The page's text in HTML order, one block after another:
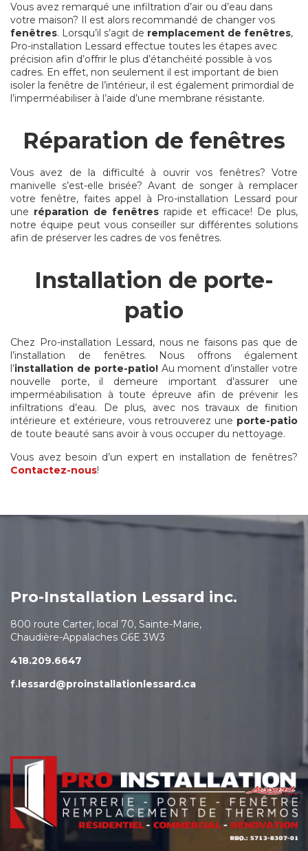
Vous avez remarqué une infiltration d’air ou d’eau dans
votre maison? Il est alors recommandé de changer vos
fenêtres. Lorsqu’il s’agit de remplacement de fenêtres,
Pro-installation Lessard effectue toutes les étapes avec
précision afin d’offrir le plus d’étanchéité possible à vos
cadres. En effet, non seulement il est important de bien
isoler la fenêtre de l’intérieur, il est également primordial de
l’imperméabiliser à l’aide d’une membrane résistante.
Réparation de fenêtres
Vous avez de la difficulté à ouvrir vos fenêtres? Votre
manivelle s’est-elle brisée? Avant de songer à remplacer
votre fenêtre, faites appel à Pro-installation Lessard pour
une réparation de fenêtresrapide et efficace! De plus,
notre équipe peut vous conseiller sur différentes solutions
afin de préserver les cadres de vos fenêtres.
Installation de porte-
patio
Chez Pro-installation Lessard, nous ne faisons pas que de
l’installation de fenêtres. Nous offrons également
l’installation de porte-patio! Au moment d’installer votre
nouvelle porte, il demeure important d’assurer une
imperméabilisation à toute épreuve afin de prévenir les
infiltrations d’eau. De plus, avec nos travaux de finition
intérieure et extérieure, vous retrouverez une porte-patio
de toute beauté sans avoir à vous occuper du nettoyage.
Vous avez besoin d’un expert en installation de fenêtres?
Contactez-nous!
Pro-Installation Lessard inc.
800 route Carter, local 70, Sainte-Marie,
Chaudière-Appalaches G6E 3W3
418.209.6647
f.lessard@proinstallationlessard.ca